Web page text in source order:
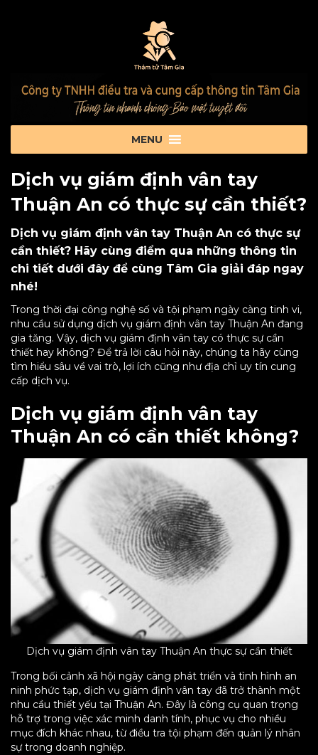
Dịch vụ giám định vân tay
Thuận An có thực sự cần thiết?
Dịch vụ giám định vân tay Thuận An có thực sự
cần thiết? Hãy cùng điểm qua những thông tin
chi tiết dưới đây để cùng Tâm Gia giải đáp ngay
nhé!
Trong thời đại công nghệ số và tội phạm ngày càng tinh vi,
nhu cầu sử dụng dịch vụ giám định vân tay Thuận An đang
gia tăng. Vậy, dịch vụ giám định vân tay có thực sự cần
thiết hay không? Để trả lời câu hỏi này, chúng ta hãy cùng
tìm hiểu sâu về vai trò, lợi ích cũng như địa chỉ uy tín cung
cấp dịch vụ.
Dịch vụ giám định vân tay
Thuận An có cần thiết không?
Dịch vụ giám định vân tay Thuận An thực sự cần thiết
Trong bối cảnh xã hội ngày càng phát triển và tình hình an
ninh phức tạp, dịch vụ giám định vân tay đã trở thành một
nhu cầu thiết yếu tại Thuận An. Đây là công cụ quan trọng
hỗ trợ trong việc xác minh danh tính, phục vụ cho nhiều
mục đích khác nhau, từ điều tra tội phạm đến quản lý nhân
sự trong doanh nghiệp.